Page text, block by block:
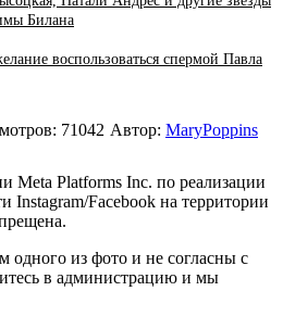
Билана
воспользоваться спермой Павла
71042 Автор: MaryPoppins
Meta Platforms Inc. по реализации
Instagram/Facebook на территории
одного из фото и не согласны с
в администрацию и мы